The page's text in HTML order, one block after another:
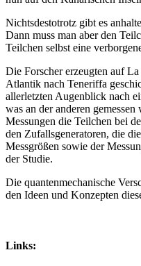
Nichtsdestotrotz gibt es
Dann muss man aber den
Teilchen selbst eine
Die Forscher erzeugten auf
Atlantik nach Teneriffa
allerletzten Augenblick nach
was an der anderen
Messungen die Teilchen bei
den Zufallsgeneratoren, die
Messgrößen sowie der
der Studie.
Die quantenmechanische
den Ideen und Konzepten
Links: